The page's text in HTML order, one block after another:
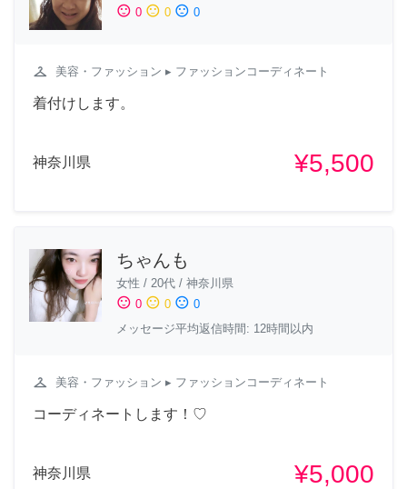
sentiment_satisfied 0 sentiment_neutral 0 sentiment_dissatisfied 0
checkroom 美容・ファッション ▸ ファッションコーディネート
着付けします。
神奈川県 ¥5,500
ちゃんも
女性 / 20代 / 神奈川県
sentiment_satisfied 0 sentiment_neutral 0 sentiment_dissatisfied 0
メッセージ平均返信時間: 12時間以内
checkroom 美容・ファッション ▸ ファッションコーディネート
コーディネートします！♡
神奈川県 ¥5,000